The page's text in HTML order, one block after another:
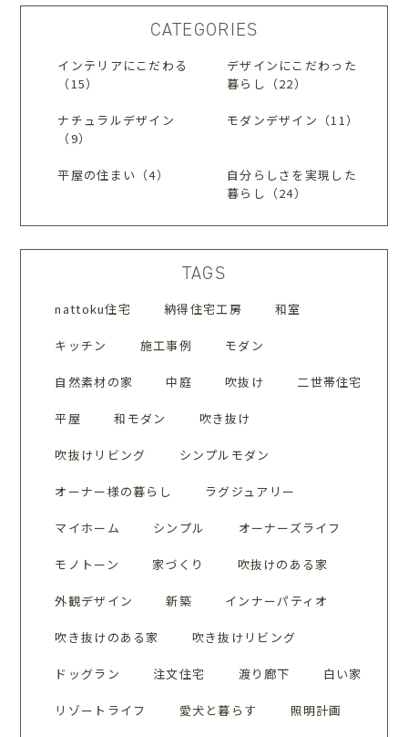
CATEGORIES
インテリアにこだわる
（15）
デザインにこだわった
暮らし（22）
ナチュラルデザイン
（9）
モダンデザイン（11）
平屋の住まい（4）
自分らしさを実現した
暮らし（24）
TAGS
nattoku住宅 納得住宅工房 和室
キッチン 施工事例 モダン
自然素材の家 中庭 吹抜け 二世帯住宅
平屋 和モダン 吹き抜け
吹抜けリビング シンプルモダン
オーナー様の暮らし ラグジュアリー
マイホーム シンプル オーナーズライフ
モノトーン 家づくり 吹抜けのある家
外観デザイン 新築 インナーパティオ
吹き抜けのある家 吹き抜けリビング
ドッグラン 注文住宅 渡り廊下 白い家
リゾートライフ 愛犬と暮らす 照明計画